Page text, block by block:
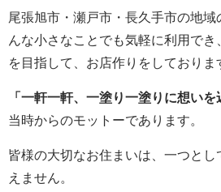
尾張旭市・瀬戸市・長久手市の地
んな小さなことでも気軽に利用で
を目指して、お店作りをしておりま
「一軒一軒、一塗り一塗りに想いを
当時からのモットーであります。
皆様の大切なお住まいは、一つとし
えません。